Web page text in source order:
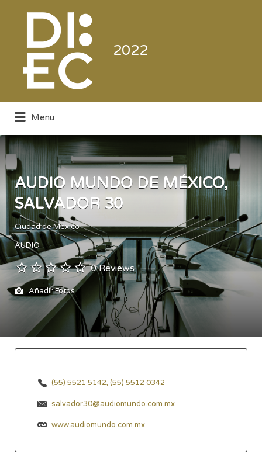
2022
Electrónica de Consumo y Comercial
Buscar
Menu
AUDIO MUNDO DE MÉXICO,
SALVADOR 30
Ciudad de México
AUDIO
0 Reviews
Añadir Fotos
(55) 5521 5142, (55) 5512 0342
salvador30@audiomundo.com.mx
www.audiomundo.com.mx